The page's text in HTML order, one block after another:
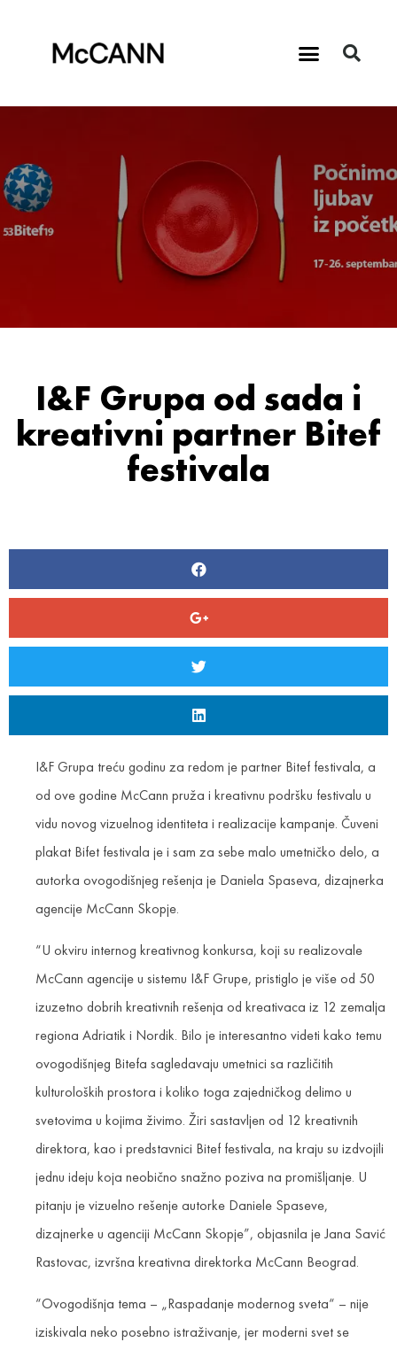
I&F Grupa od sada i
kreativni partner Bitef
festivala
I&F Grupa treću godinu za redom je partner Bitef festivala, a
od ove godine McCann pruža i kreativnu podršku festivalu u
vidu novog vizuelnog identiteta i realizacije kampanje. Čuveni
plakat Bifet festivala je i sam za sebe malo umetničko delo, a
autorka ovogodišnjeg rešenja je Daniela Spaseva, dizajnerka
agencije McCann Skopje.
“U okviru internog kreativnog konkursa, koji su realizovale
McCann agencije u sistemu I&F Grupe, pristiglo je više od 50
izuzetno dobrih kreativnih rešenja od kreativaca iz 12 zemalja
regiona Adriatik i Nordik. Bilo je interesantno videti kako temu
ovogodišnjeg Bitefa sagledavaju umetnici sa različitih
kulturoloških prostora i koliko toga zajedničkog delimo u
svetovima u kojima živimo. Žiri sastavljen od 12 kreativnih
direktora, kao i predstavnici Bitef festivala, na kraju su izdvojili
jednu ideju koja neobično snažno poziva na promišljanje. U
pitanju je vizuelno rešenje autorke Daniele Spaseve,
dizajnerke u agenciji McCann Skopje”, objasnila je Jana Savić
Rastovac, izvršna kreativna direktorka McCann Beograd.
“Ovogodišnja tema – „Raspadanje modernog sveta“ – nije
iziskivala neko posebno istraživanje, jer moderni svet se